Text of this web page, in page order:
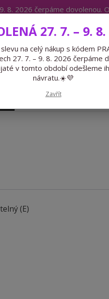
8. 2026 čerpáme
Expedice 775
PŘEDOBJEDNÁVKY
27. 7. – 9.
na celý nákup s kódem
27. 7. – 9. 8. 2026 čerpáme
v tomto období odešleme
návratu.☀️💜
Zavřít